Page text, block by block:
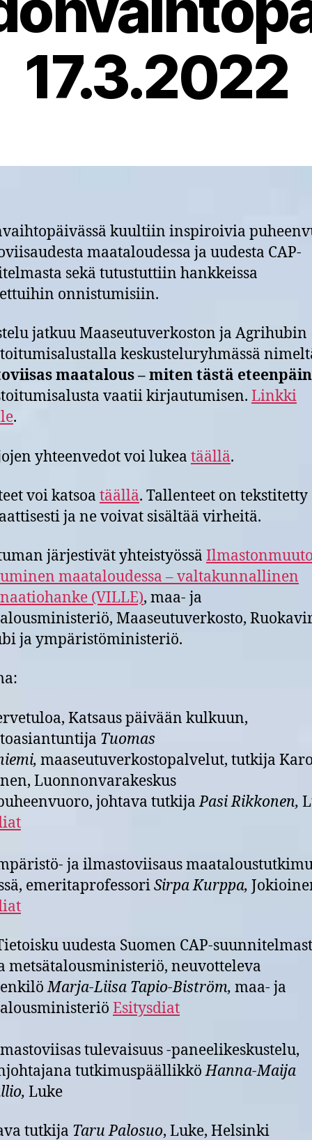
17.3.2022
kuultiin inspiroivia
maataloudessa ja uudesta CAP-
sekä tutustuttiin hankkeissa
onnistumisiin.
jatkuu Maaseutuverkoston ja Agrihubin
keskusteluryhmässä
maatalous – miten tästä eteenpäin
vaatii kirjautumisen. Linkki
.
yhteenvedot voi lukea täällä.
voi katsoa täällä. Tallenteet on tekstitetty
ja ne voivat sisältää virheitä.
järjestivät yhteistyössä
maataloudessa – valtakunnallinen
(VILLE), maa- ja
Maaseutuverkosto,
ja ympäristöministeriö.
Katsaus päivään kulkuun,
Tuomas
maaseutuverkostopalvelut, tutkija
Luonnonvarakeskus
johtava tutkijaPasi Rikkonen,
ja ilmastoviisaus
emeritaprofessoriSirpa Kurppa,
uudesta Suomen CAP-
metsätalousministeriö, neuvotteleva
Marja-Liisa Tapio-Biström, maa- ja
Esitysdiat
tulevaisuus -paneelikeskustelu,
tutkimuspäällikköHanna-Maija
Luke
tutkija Taru Palosuo, Luke, Helsinki